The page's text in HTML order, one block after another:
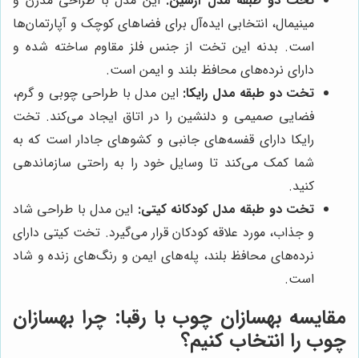
مینیمال، انتخابی ایده‌آل برای فضاهای کوچک و آپارتمان‌ها
است. بدنه این تخت از جنس فلز مقاوم ساخته شده و
دارای نرده‌های محافظ بلند و ایمن است.
تخت دو طبقه مدل رایکا: این مدل با طراحی چوبی و گرم،
فضایی صمیمی و دلنشین را در اتاق ایجاد می‌کند. تخت
رایکا دارای قفسه‌های جانبی و کشوهای جادار است که به
شما کمک می‌کند تا وسایل خود را به راحتی سازماندهی
کنید.
تخت دو طبقه مدل کودکانه کیتی: این مدل با طراحی شاد
و جذاب، مورد علاقه کودکان قرار می‌گیرد. تخت کیتی دارای
نرده‌های محافظ بلند، پله‌های ایمن و رنگ‌های زنده و شاد
است.
مقایسه بهسازان چوب با رقبا: چرا بهسازان
چوب را انتخاب کنیم؟